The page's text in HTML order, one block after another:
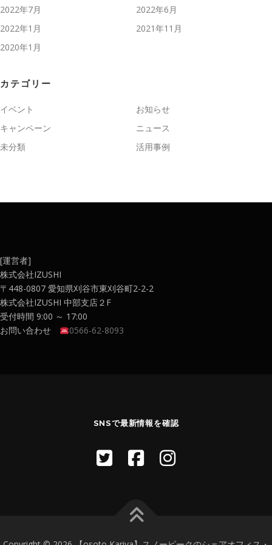
2022年7月
2022年6月
2022年1月
2021年11月
2020年1月
カテゴリー
イベント
お知らせ
キャンペーン
ニュース
未分類
活用事例
[運営者]
株式会社IZUSHI
〒448-0807 愛知県刈谷市東刈谷町2-2-2
株式会社IZUSHI 中部支店２F
受付時間 9:00 ～ 17:00
お問い合わせ
0566-62-8093
SNSで最新情報を確認